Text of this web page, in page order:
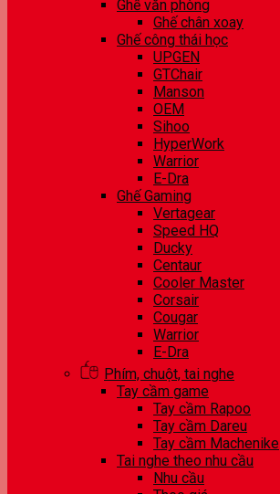
Ghế văn phòng
Ghế chân xoay
Ghế công thái học
UPGEN
GTChair
Manson
OEM
Sihoo
HyperWork
Warrior
E-Dra
Ghế Gaming
Vertagear
Speed HQ
Ducky
Centaur
Cooler Master
Corsair
Cougar
Warrior
E-Dra
Phím, chuột, tai nghe
Tay cầm game
Tay cầm Rapoo
Tay cầm Dareu
Tay cầm Machenike
Tai nghe theo nhu cầu
Nhu cầu